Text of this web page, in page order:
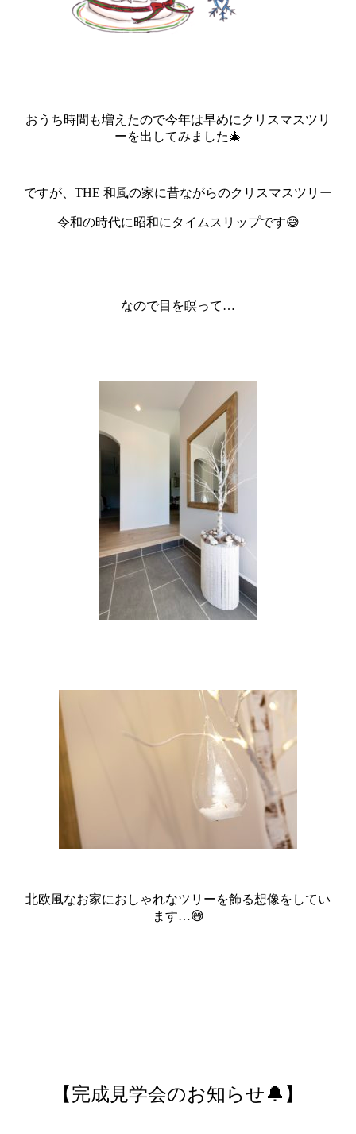
おうち時間も増えたので今年は早めにクリスマスツリ
ーを出してみました🎄
ですが、THE 和風の家に昔ながらのクリスマスツリー
令和の時代に昭和にタイムスリップです😅
なので目を瞑って…
北欧風なお家におしゃれなツリーを飾る想像をしてい
ます…😅
【完成見学会のお知らせ🔔】